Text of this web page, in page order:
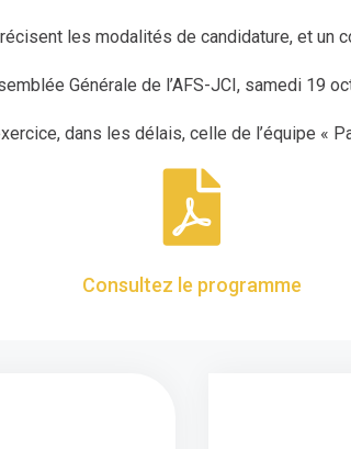
les modalités de candidature, et un
Générale de l’AFS-JCI, samedi 19
dans les délais, celle de l’équipe «
Consultez le programme